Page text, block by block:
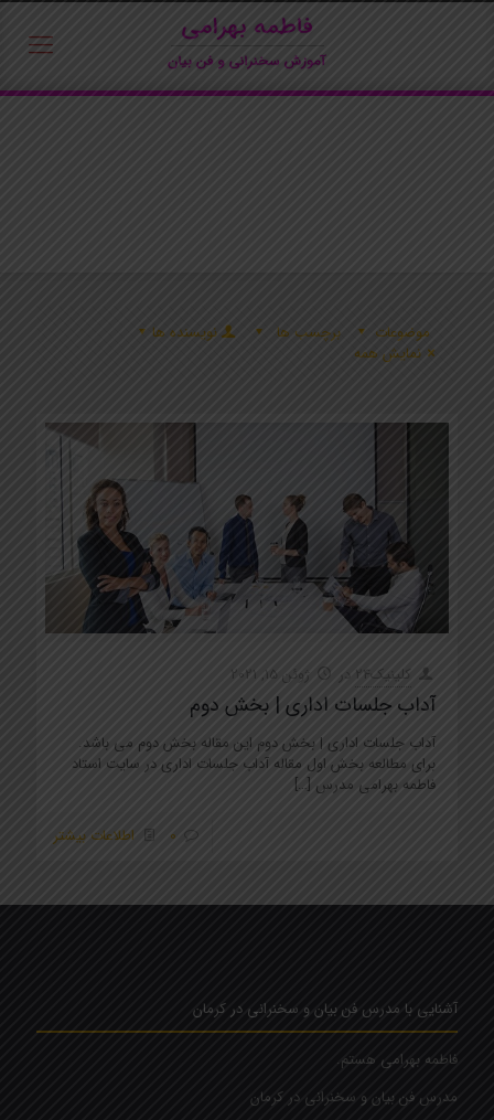
موضوعات برچسب ها
نویسنده ها
نمایش همه
کلینیک24 در ژوئن 15, 2021
آداب جلسات اداری | بخش دوم
آداب جلسات اداری | بخش دوم این مقاله بخش دوم می باشد.
برای مطالعه بخش اول مقاله آداب جلسات اداری در سایت استاد
فاطمه بهرامی مدرس […]
0 اطلاعات بیشتر
آشنایی با مدرس فن بیان و سخنرانی در کرمان
فاطمه بهرامی هستم.
مدرس فن بیان و سخنرانی در کرمان